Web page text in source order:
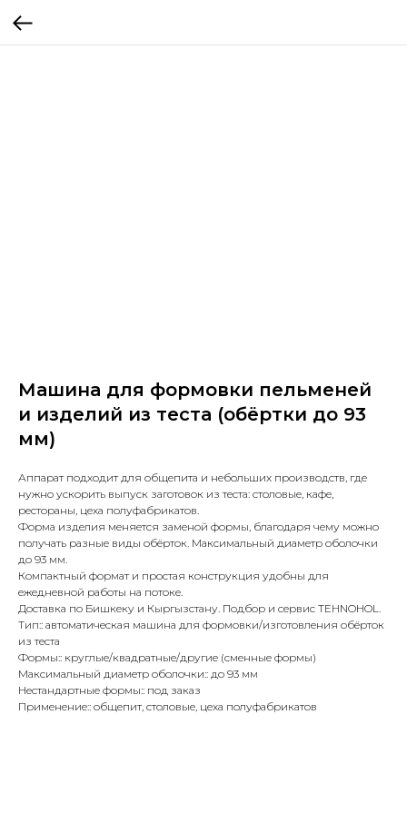
Машина для формовки пельменей
и изделий из теста (обёртки до 93
мм)
Аппарат подходит для общепита и небольших производств, где
нужно ускорить выпуск заготовок из теста: столовые, кафе,
рестораны, цеха полуфабрикатов.
Форма изделия меняется заменой формы, благодаря чему можно
получать разные виды обёрток. Максимальный диаметр оболочки
до 93 мм.
Компактный формат и простая конструкция удобны для
ежедневной работы на потоке.
Доставка по Бишкеку и Кыргызстану. Подбор и сервис TEHNOHOL.
Тип:: автоматическая машина для формовки/изготовления обёрток
из теста
Формы:: круглые/квадратные/другие (сменные формы)
Максимальный диаметр оболочки:: до 93 мм
Нестандартные формы:: под заказ
Применение:: общепит, столовые, цеха полуфабрикатов